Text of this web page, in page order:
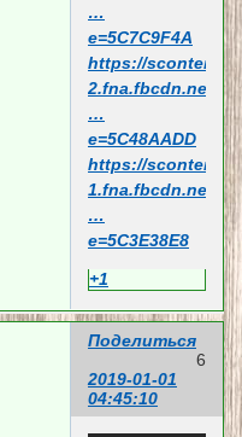
…
e=5C7C9F4A
https://
2.fna.fbcdn.net/
…
e=5C48AADD
https://
1.fna.fbcdn.net/
…
e=5C3E38E8
+1
Поделиться
6
2019-01-01
04:45:10